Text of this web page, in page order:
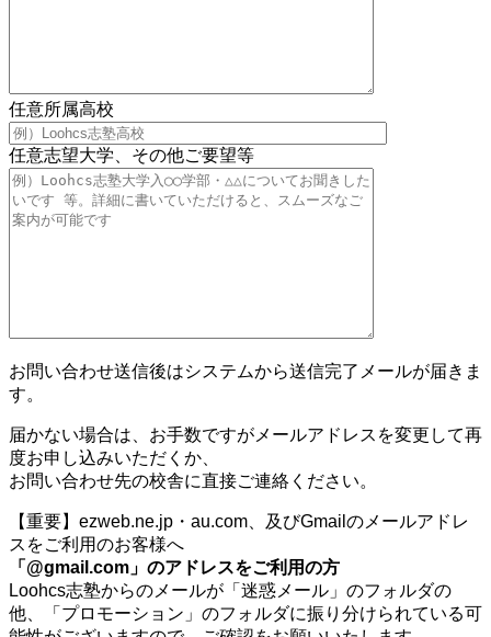
任意所属高校
任意志望大学、その他ご要望等
お問い合わせ送信後はシステムから送信完了メールが届きま
す。
届かない場合は、お手数ですがメールアドレスを変更して再
度お申し込みいただくか、
お問い合わせ先の校舎に直接ご連絡ください。
【重要】ezweb.ne.jp・au.com、及びGmailのメールアドレ
スをご利用のお客様へ
「@gmail.com」のアドレスをご利用の方
Loohcs志塾からのメールが「迷惑メール」のフォルダの
他、「プロモーション」のフォルダに振り分けられている可